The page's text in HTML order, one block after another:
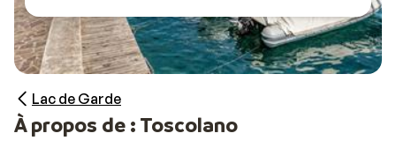
Lac de Garde
À propos de : Toscolano